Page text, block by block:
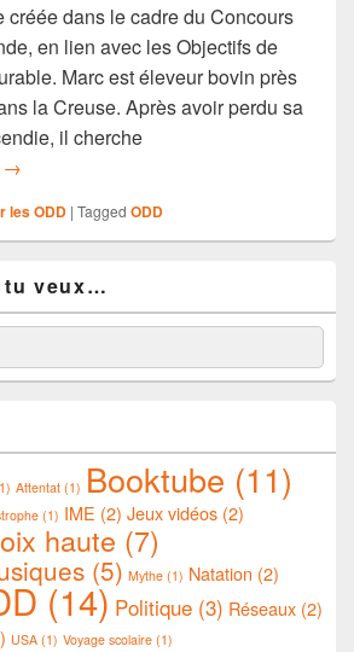
créée dans le cadre du Concours
en lien avec les Objectifs de
Marc est éleveur bovin près
la Creuse. Après avoir perdu sa
il cherche
Fiction sonore – Agrifeux
→
les ODD | Tagged ODD
tu veux…
Attentat (1) Booktube (11)
(1) IME (2) Jeux vidéos (2)
haute (7)
(5) Mythe (1) Natation (2)
(14) Politique (3) Réseaux (2)
USA (1) Voyage scolaire (1)